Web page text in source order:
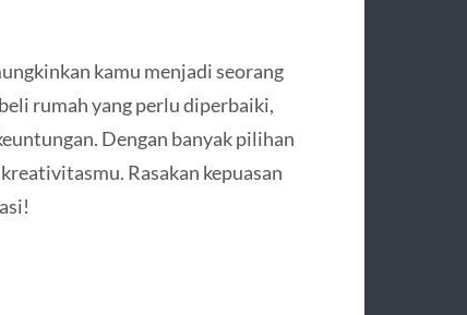
kamu menjadi seorang
rumah yang perlu diperbaiki,
Dengan banyak pilihan
Rasakan kepuasan